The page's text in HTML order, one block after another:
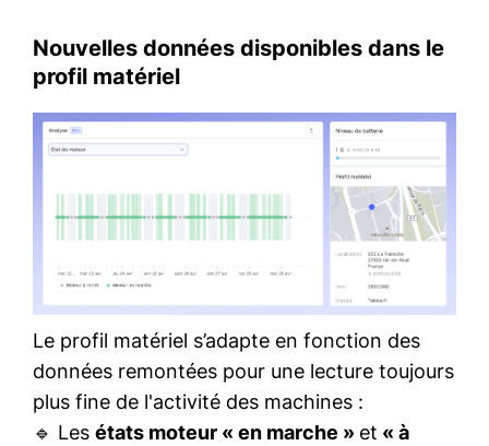
Nouvelles données disponibles dans le
profil matériel
Le profil matériel s’adapte en fonction des
données remontées pour une lecture toujours
plus fine de l'activité des machines :
🔹 Les états moteur « en marche » et « à